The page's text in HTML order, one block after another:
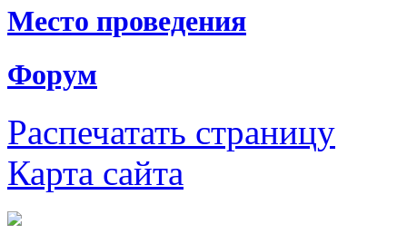
Место проведения
Форум
Распечатать страницу
Карта сайта